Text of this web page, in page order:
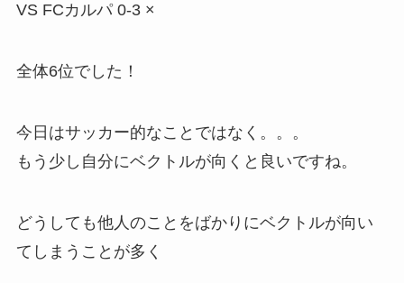
VS FCカルパ 0-3 ×
全体6位でした！
今日はサッカー的なことではなく。。。
もう少し自分にベクトルが向くと良いですね。
どうしても他人のことをばかりにベクトルが向い
てしまうことが多く